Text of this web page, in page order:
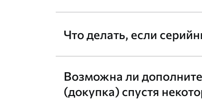
Что делать, если
Возможна ли
(докупка) спустя